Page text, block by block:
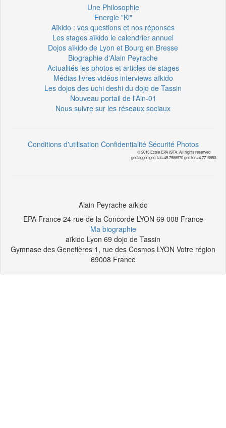
Une Philosophie
Energie "Ki"
Aïkido : vos questions et nos réponses
Les stages aïkido le calendrier annuel
Dojos aïkido de Lyon et Bourg en Bresse
Biographie d'Alain Peyrache
Actualités les photos et articles de stages
Médias livres vidéos interviews aïkido
Les dojos des uchi deshi du dojo de Tassin
Nouveau portail de l'Ain-01
Nous suivre sur les réseaux sociaux
Conditions d'utilisation Confidentialité Sécurité Photos
© 2015 Ecole EPA ISTA. All rights reserved
geotagged geo: lat=45.7588570 geo:lon=4.7716850
Alain Peyrache aïkido
EPA France 24 rue de la Concorde LYON 69 008 France
Ma biographie
aïkido Lyon 69 dojo de Tassin
Gymnase des Genetières 1, rue des Cosmos LYON Votre région
69008 France